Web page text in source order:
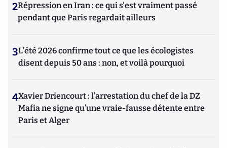
2Répression en Iran : ce qui s'est vraiment passé
pendant que Paris regardait ailleurs
3L’été 2026 confirme tout ce que les écologistes
disent depuis 50 ans : non, et voilà pourquoi
4Xavier Driencourt : l’arrestation du chef de la DZ
Mafia ne signe qu’une vraie-fausse détente entre
Paris et Alger